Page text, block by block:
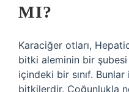
MI?
Karaciğer otları,
bitki aleminin bir
içindeki bir sınıf.
bitkilerdir. Çoğunlukla